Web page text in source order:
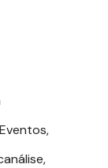
Eventos,
,